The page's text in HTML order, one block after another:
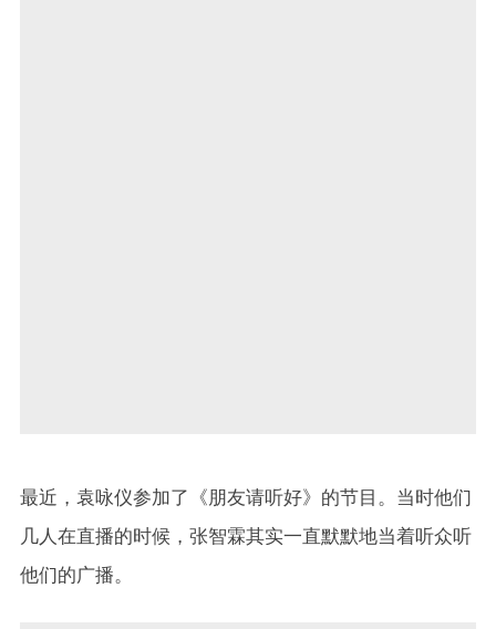
最近，袁咏仪参加了《朋友请听好》的节目。当时他们
几人在直播的时候，张智霖其实一直默默地当着听众听
他们的广播。